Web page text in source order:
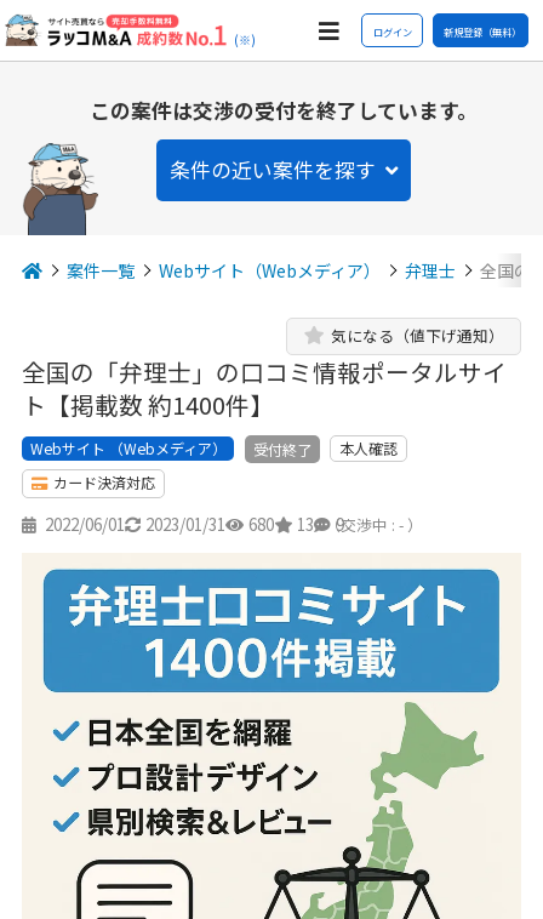
(※) ログイン 新規登録（無料）
この案件は交渉の受付を終了しています。
条件の近い案件を探す
案件一覧 Webサイト（Webメディア） 弁理士 全国の
全国の「弁理士」の口コミ情報ポータルサイ
ト【掲載数 約1400件】
気になる（値下げ通知）
Webサイト （Webメディア） 受付終了
本人確認
カード決済対応
2022/06/01 2023/01/31 680 13 9
（交渉中 : - ）